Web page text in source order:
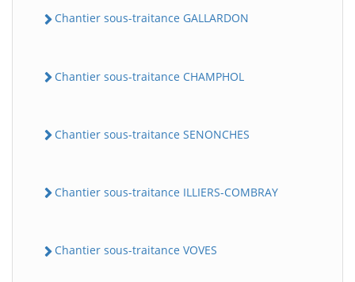
Chantier sous-traitance GALLARDON
Chantier sous-traitance CHAMPHOL
Chantier sous-traitance SENONCHES
Chantier sous-traitance ILLIERS-COMBRAY
Chantier sous-traitance VOVES